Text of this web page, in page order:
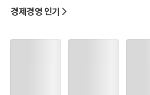
경제경영 인기